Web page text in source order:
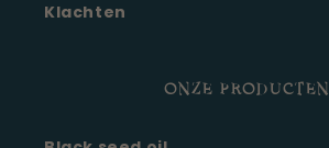
Klachten
ONZE PRODUCTEN